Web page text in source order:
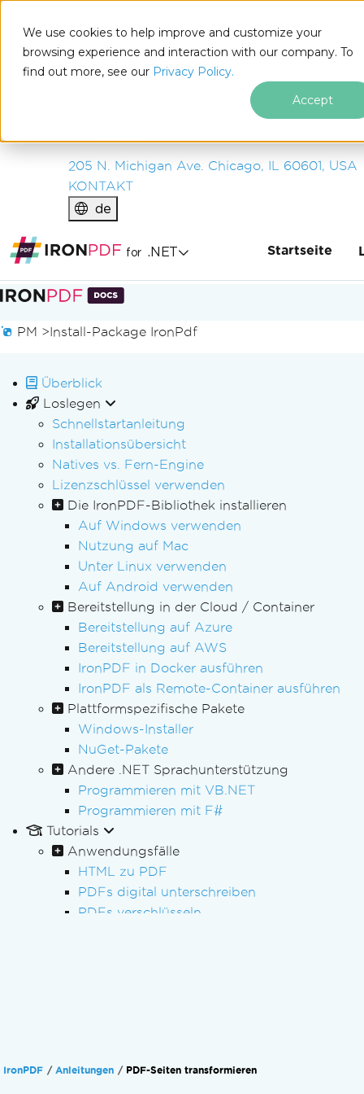
We use cookies to help improve and customize your
browsing experience and interaction with our company. To
find out more, see our Privacy Policy.
Accept
IRONSOFTWARE
PRODUKTE
UNTERNEHMEN
205 N. Michigan Ave. Chicago, IL 60601, USA
KONTAKT
de
for .NET Startseite
Zum Fußzeileninhalt springen
PM >Install-Package IronPdf
Überblick
Loslegen
Schnellstartanleitung
Installationsübersicht
Natives vs. Fern-Engine
Lizenzschlüssel verwenden
Die IronPDF-Bibliothek installieren
Auf Windows verwenden
Nutzung auf Mac
Unter Linux verwenden
Auf Android verwenden
Bereitstellung in der Cloud / Container
Bereitstellung auf Azure
Bereitstellung auf AWS
IronPDF in Docker ausführen
IronPDF als Remote-Container ausführen
Plattformspezifische Pakete
Windows-Installer
NuGet-Pakete
Andere .NET Sprachunterstützung
Programmieren mit VB.NET
Programmieren mit F#
Tutorials
Anwendungsfälle
HTML zu PDF
PDFs digital unterschreiben
PDFs verschlüsseln
PDF-Barrierefreiheit (PDF/UA)
IronPDF Anleitungen PDF-Seiten transformieren